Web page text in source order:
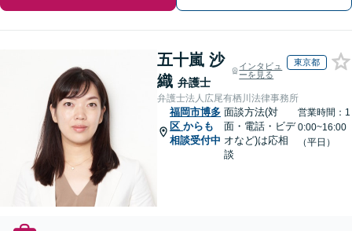
五十嵐 沙
織 弁護士
インタビュ
ーを見る
東京都
弁護士法人広尾有栖川法律事務所
福岡市博多
区 からも
相談受付中
面談方法(対
面・電話・ビデ
オなど)は応相
談
営業時間：1
0:00~16:00
（平日）